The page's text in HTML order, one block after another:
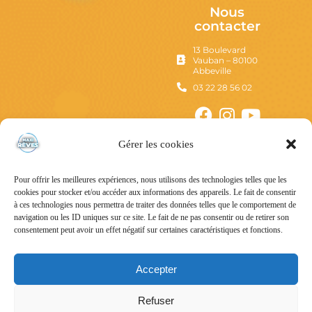
Gérer les cookies
Pour offrir les meilleures expériences, nous utilisons des technologies telles que les
cookies pour stocker et/ou accéder aux informations des appareils. Le fait de consentir
à ces technologies nous permettra de traiter des données telles que le comportement de
navigation ou les ID uniques sur ce site. Le fait de ne pas consentir ou de retirer son
consentement peut avoir un effet négatif sur certaines caractéristiques et fonctions.
Accepter
Refuser
Nous
contacter
13 Boulevard
Vauban – 80100
Abbeville
03 22 28 56 02
Mentions Légales Politique de confidentialité
Conditions Générales d’Utilisation